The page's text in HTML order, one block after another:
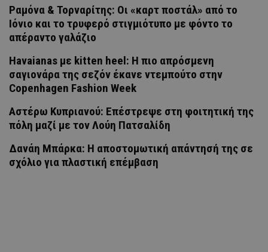
Ραμόνα & Τορναρίτης: Οι «καρτ ποστάλ» από το
Ιόνιο και το τρυφερό στιγμιότυπο με φόντο το
απέραντο γαλάζιο
Havaianas με kitten heel: Η πιο απρόσμενη
σαγιονάρα της σεζόν έκανε ντεμπούτο στην
Copenhagen Fashion Week
Αστέρω Κυπριανού: Επέστρεψε στη φοιτητική της
πόλη μαζί με τον Λούη Πατσαλίδη
Δανάη Μπάρκα: Η αποστομωτική απάντησή της σε
σχόλιο για πλαστική επέμβαση